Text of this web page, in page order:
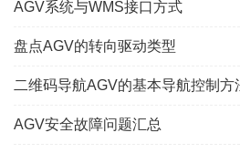
AGV系统与WMS接口方式
盘点AGV的转向驱动类型
二维码导航AGV的基本导航控制方
AGV安全故障问题汇总